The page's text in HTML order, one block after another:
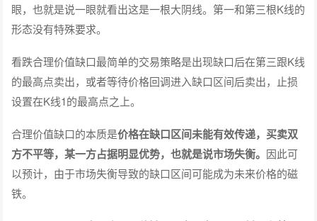
眼，也就是说一眼就看出这是一根大阴线。第一和第三根K线的
形态没有特殊要求。
看跌合理价值缺口最简单的交易策略是出现缺口后在第三跟K线
的最高点卖出，或者等待价格回调进入缺口区间后卖出，止损
设置在K线1的最高点之上。
合理价值缺口的本质是价格在缺口区间未能有效传递，买卖双
方不平等，某一方占据明显优势，也就是说市场失衡。 因此可
以预计，由于市场失衡导致的缺口区间可能成为未来价格的磁
铁。